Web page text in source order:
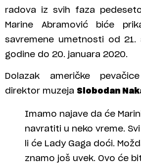
radova iz svih faza
Marine Abramović biće
savremene umetnosti od 21.
godine do 20. januara 2020.
Dolazak američke
direktor muzeja Slobodan
Imamo najave da će
navratiti u neko vreme.
li će Lady Gaga doći.
znamo još uvek. Ovo će